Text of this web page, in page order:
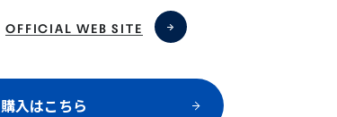
OFFICIAL WEB SITE
購入はこちら